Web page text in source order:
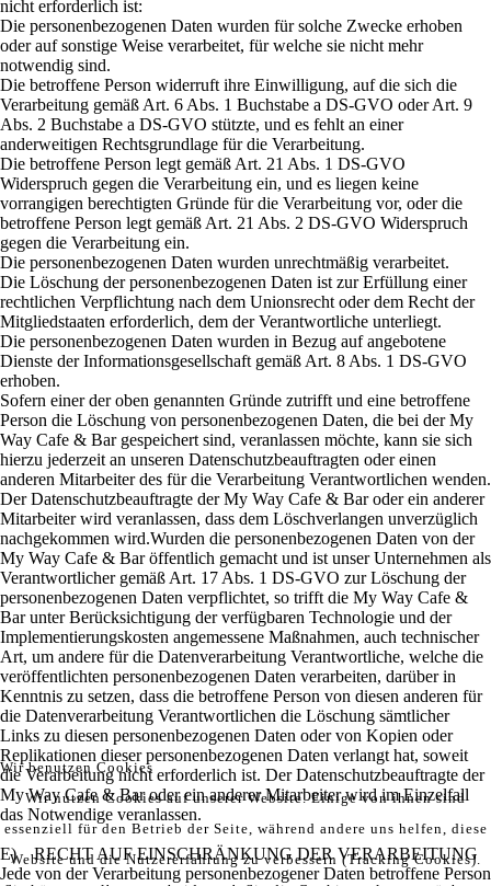
nicht erforderlich ist:
Die personenbezogenen Daten wurden für solche Zwecke erhoben
oder auf sonstige Weise verarbeitet, für welche sie nicht mehr
notwendig sind.
Die betroffene Person widerruft ihre Einwilligung, auf die sich die
Verarbeitung gemäß Art. 6 Abs. 1 Buchstabe a DS-GVO oder Art. 9
Abs. 2 Buchstabe a DS-GVO stützte, und es fehlt an einer
anderweitigen Rechtsgrundlage für die Verarbeitung.
Die betroffene Person legt gemäß Art. 21 Abs. 1 DS-GVO
Widerspruch gegen die Verarbeitung ein, und es liegen keine
vorrangigen berechtigten Gründe für die Verarbeitung vor, oder die
betroffene Person legt gemäß Art. 21 Abs. 2 DS-GVO Widerspruch
gegen die Verarbeitung ein.
Die personenbezogenen Daten wurden unrechtmäßig verarbeitet.
Die Löschung der personenbezogenen Daten ist zur Erfüllung einer
rechtlichen Verpflichtung nach dem Unionsrecht oder dem Recht der
Mitgliedstaaten erforderlich, dem der Verantwortliche unterliegt.
Die personenbezogenen Daten wurden in Bezug auf angebotene
Dienste der Informationsgesellschaft gemäß Art. 8 Abs. 1 DS-GVO
erhoben.
Sofern einer der oben genannten Gründe zutrifft und eine betroffene
Person die Löschung von personenbezogenen Daten, die bei der My
Way Cafe & Bar gespeichert sind, veranlassen möchte, kann sie sich
hierzu jederzeit an unseren Datenschutzbeauftragten oder einen
anderen Mitarbeiter des für die Verarbeitung Verantwortlichen wenden.
Der Datenschutzbeauftragte der My Way Cafe & Bar oder ein anderer
Mitarbeiter wird veranlassen, dass dem Löschverlangen unverzüglich
nachgekommen wird.Wurden die personenbezogenen Daten von der
My Way Cafe & Bar öffentlich gemacht und ist unser Unternehmen als
Verantwortlicher gemäß Art. 17 Abs. 1 DS-GVO zur Löschung der
personenbezogenen Daten verpflichtet, so trifft die My Way Cafe &
Bar unter Berücksichtigung der verfügbaren Technologie und der
Implementierungskosten angemessene Maßnahmen, auch technischer
Art, um andere für die Datenverarbeitung Verantwortliche, welche die
veröffentlichten personenbezogenen Daten verarbeiten, darüber in
Kenntnis zu setzen, dass die betroffene Person von diesen anderen für
die Datenverarbeitung Verantwortlichen die Löschung sämtlicher
Links zu diesen personenbezogenen Daten oder von Kopien oder
Replikationen dieser personenbezogenen Daten verlangt hat, soweit
die Verarbeitung nicht erforderlich ist. Der Datenschutzbeauftragte der
My Way Cafe & Bar oder ein anderer Mitarbeiter wird im Einzelfall
das Notwendige veranlassen.
E) RECHT AUF EINSCHRÄNKUNG DER VERARBEITUNG
Jede von der Verarbeitung personenbezogener Daten betroffene Person
Wir benutzen Cookies
Wir nutzen Cookies auf unserer Website. Einige von ihnen sind
essenziell für den Betrieb der Seite, während andere uns helfen, diese
Website und die Nutzererfahrung zu verbessern (Tracking Cookies).